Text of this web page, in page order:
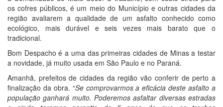
os cofres públicos, é um meio do Município e outras cidades da
região avaliarem a qualidade de um asfalto conhecido como
ecológico, mais durável e seis vezes mais barato que o
tradicional.
Bom Despacho é a uma das primeiras cidades de Minas a testar
a novidade, já muito usada em São Paulo e no Paraná.
Amanhã, prefeitos de cidades da região vão conferir de perto a
finalização da obra. “Se comprovarmos a eficácia deste asfalto a
população ganhará muito. Poderemos asfaltar diversas estradas